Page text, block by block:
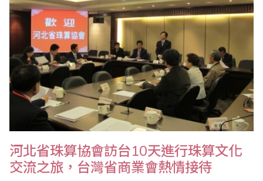
河北省珠算協會訪台10天進行珠算文化
交流之旅，台灣省商業會熱情接待